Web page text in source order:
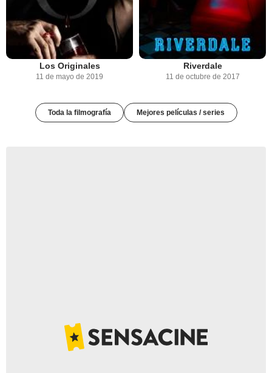
Los Originales
11 de mayo de 2019
Riverdale
11 de octubre de 2017
Toda la filmografía Mejores películas / series